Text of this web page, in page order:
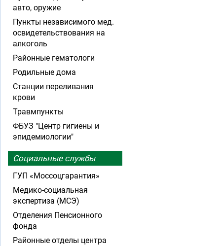
авто, оружие
Пункты независимого мед.
освидетельствования на
алкоголь
Районные гематологи
Родильные дома
Станции переливания
крови
Травмпункты
ФБУЗ "Центр гигиены и
эпидемиологии"
Социальные службы
ГУП «Моссоцгарантия»
Медико-социальная
экспертиза (МСЭ)
Отделения Пенсионного
фонда
Районные отделы центра